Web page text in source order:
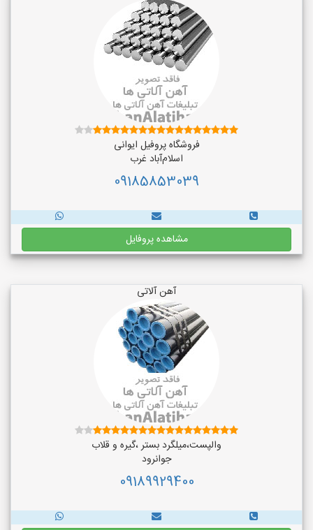
فروشگاه پروفیل ایوانی
اسلام‌آباد غرب
09185853039
مشاهده پروفایل
آهن آلاتی
والپست،میلگرد بستر ،گیره و قلاب
جوانرود
09189929400